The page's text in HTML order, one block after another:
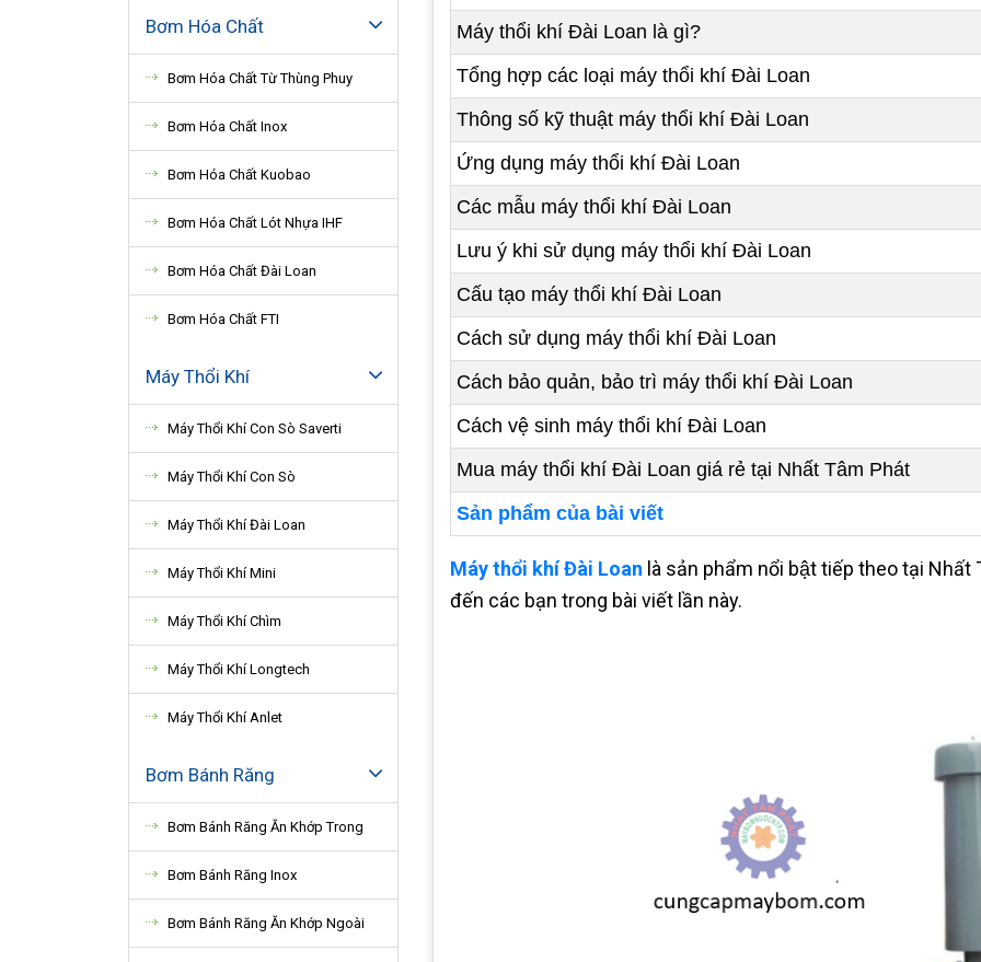
Bơm Hóa Chất
Bơm Hóa Chất Từ Thùng Phuy
Bơm Hóa Chất Inox
Bơm Hóa Chất Kuobao
Bơm Hóa Chất Lót Nhựa IHF
Bơm Hóa Chất Đài Loan
Bơm Hóa Chất FTI
Máy Thổi Khí
Máy Thổi Khí Con Sò Saverti
Máy Thổi Khí Con Sò
Máy Thổi Khí Đài Loan
Máy Thổi Khí Mini
Máy Thổi Khí Chìm
Máy Thổi Khí Longtech
Máy Thổi Khí Anlet
Bơm Bánh Răng
Bơm Bánh Răng Ăn Khớp Trong
Bơm Bánh Răng Inox
Bơm Bánh Răng Ăn Khớp Ngoài
Máy thổi khí Đài Loan là gì?
Tổng hợp các loại máy thổi khí Đài Loan
Thông số kỹ thuật máy thổi khí Đài Loan
Ứng dụng máy thổi khí Đài Loan
Các mẫu máy thổi khí Đài Loan
Lưu ý khi sử dụng máy thổi khí Đài Loan
Cấu tạo máy thổi khí Đài Loan
Cách sử dụng máy thổi khí Đài Loan
Cách bảo quản, bảo trì máy thổi khí Đài Loan
Cách vệ sinh máy thổi khí Đài Loan
Mua máy thổi khí Đài Loan giá rẻ tại Nhất Tâm Phát
Sản phẩm của bài viết
Máy thổi khí Đài Loan là sản phẩm nổi bật tiếp theo tại
đến các bạn trong bài viết lần này.